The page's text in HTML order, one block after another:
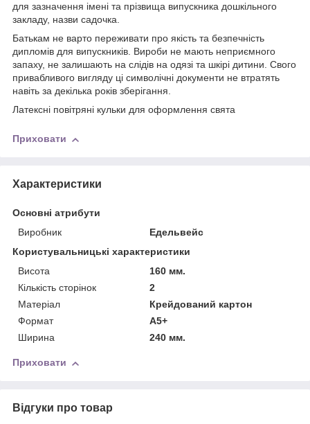
для зазначення імені та прізвища випускника дошкільного
закладу, назви садочка.
Батькам не варто переживати про якість та безпечність
дипломів для випускників. Вироби не мають неприємного
запаху, не залишають на слідів на одязі та шкірі дитини. Свого
привабливого вигляду ці символічні документи не втратять
навіть за декілька років зберігання.
Латексні повітряні кульки для оформлення свята
Приховати
Характеристики
Основні атрибути
Виробник
Едельвейс
Користувальницькі характеристики
Висота
160 мм.
Кількість сторінок
2
Матеріал
Крейдований картон
Формат
А5+
Ширина
240 мм.
Приховати
Відгуки про товар